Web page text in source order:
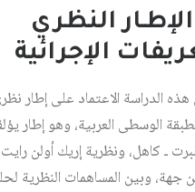
الإطـار النظري
الإجرائية
هذه الدراسة الاعتماد على إطار
الوسطى العربية، وهو إطار
ـ كاهل، ونظرية إريك أولن
جهة، وبين المساهمات النظرية